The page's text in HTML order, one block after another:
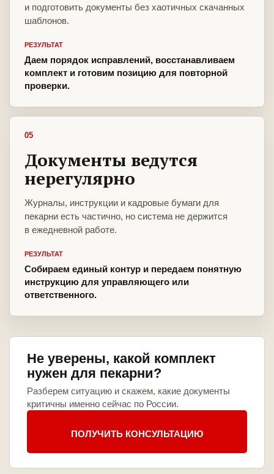
и подготовить документы без хаотичных скачанных
шаблонов.
РЕЗУЛЬТАТ
Даем порядок исправлений, восстанавливаем
комплект и готовим позицию для повторной
проверки.
05
Документы ведутся
нерегулярно
Журналы, инструкции и кадровые бумаги для
пекарни есть частично, но система не держится
в ежедневной работе.
РЕЗУЛЬТАТ
Собираем единый контур и передаем понятную
инструкцию для управляющего или
ответственного.
Не уверены, какой комплект
нужен для пекарни?
Разберем ситуацию и скажем, какие документы
критичны именно сейчас по России.
ПОЛУЧИТЬ КОНСУЛЬТАЦИЮ